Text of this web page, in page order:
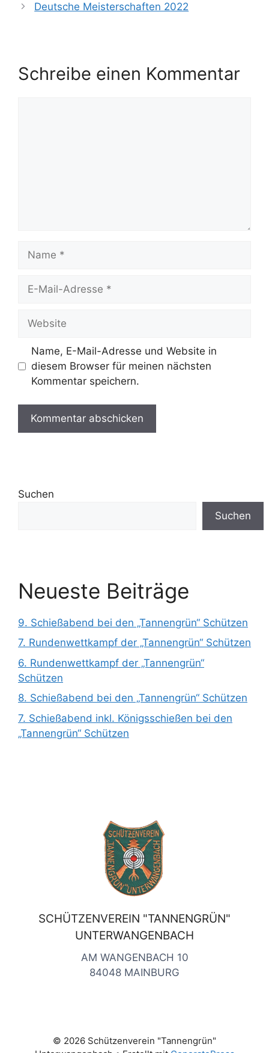
Deutsche Meisterschaften 2022
Schreibe einen Kommentar
Name
Website
Name, E-Mail-Adresse und Website in
diesem Browser für meinen nächsten
Kommentar speichern.
Suchen
Suchen
Neueste Beiträge
9. Schießabend bei den „Tannengrün“ Schützen
7. Rundenwettkampf der „Tannengrün“ Schützen
6. Rundenwettkampf der „Tannengrün“
Schützen
8. Schießabend bei den „Tannengrün“ Schützen
7. Schießabend inkl. Königsschießen bei den
„Tannengrün“ Schützen
SCHÜTZENVEREIN "TANNENGRÜN"
UNTERWANGENBACH
AM WANGENBACH 10
84048 MAINBURG
© 2026 Schützenverein "Tannengrün"